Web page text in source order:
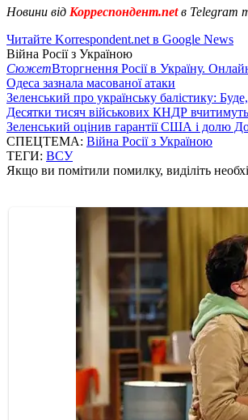
Новини від Корреспондент.netв Telegram
Читайте Korrespondent.net в Google News
Війна Росії з Україною
СюжетВторгнення Росії в Україну.
Одеса зазнала масованої атаки
Зеленський про українську балістику:
Десятки тисяч військових КНДР
Зеленський оцінив гарантії США і долю
СПЕЦТЕМА: Війна Росії з Україною
ТЕГИ: ВСУ
Якщо ви помітили помилку, виділіть